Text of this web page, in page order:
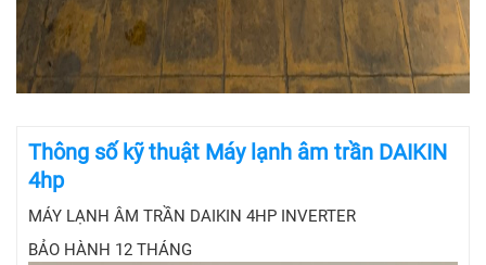
Thông số kỹ thuật Máy lạnh âm trần DAIKIN
4hp
MÁY LẠNH ÂM TRẦN DAIKIN 4HP INVERTER
BẢO HÀNH 12 THÁNG